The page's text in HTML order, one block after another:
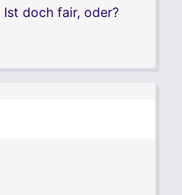
Ist doch fair, oder?